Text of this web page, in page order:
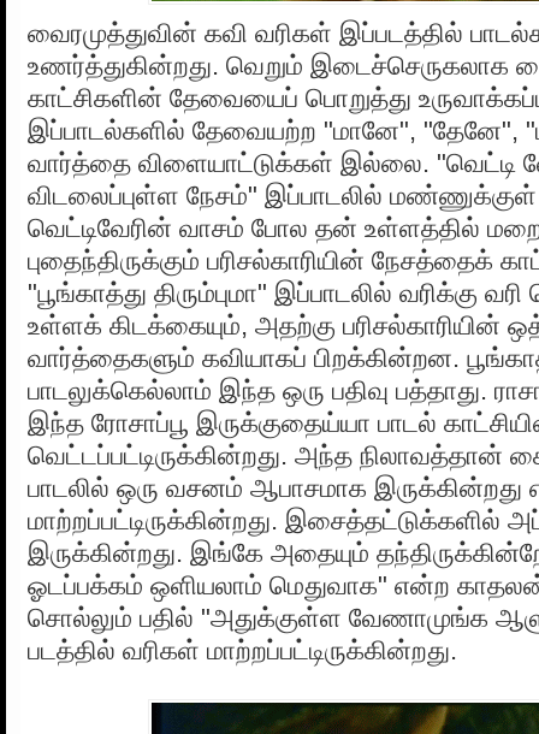
வைரமுத்துவின் கவி வரிகள் இப்படத்தில்
உணர்த்துகின்றது. வெறும் இடைச்செருகலாக
காட்சிகளின் தேவையைப் பொறுத்து
இப்பாடல்களில் தேவையற்ற "மானே", "தேனே",
வார்த்தை விளையாட்டுக்கள் இல்லை. "வெட்டி
விடலைப்புள்ள நேசம்" இப்பாடலில் மண்ணுக்குள்
வெட்டிவேரின் வாசம் போல தன் உள்ளத்தில்
புதைந்திருக்கும் பரிசல்காரியின் நேசத்தைக்
"பூங்காத்து திரும்புமா" இப்பாடலில் வரிக்கு
உள்ளக் கிடக்கையும், அதற்கு பரிசல்காரியின்
வார்த்தைகளும் கவியாகப் பிறக்கின்றன.
பாடலுக்கெல்லாம் இந்த ஒரு பதிவு பத்தாது.
இந்த ரோசாப்பூ இருக்குதைய்யா பாடல்
வெட்டப்பட்டிருக்கின்றது. அந்த நிலாவத்தான்
பாடலில் ஒரு வசனம் ஆபாசமாக இருக்கின்றது
மாற்றப்பட்டிருக்கின்றது. இசைத்தட்டுக்களில்
இருக்கின்றது. இங்கே அதையும்
ஓடப்பக்கம் ஒளியலாம் மெதுவாக" என்ற காதலன்
சொல்லும் பதில் "அதுக்குள்ள வேணாமுங்க
படத்தில் வரிகள் மாற்றப்பட்டிருக்கின்றது.